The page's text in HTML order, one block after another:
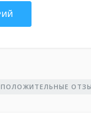
ПОЛОЖИТЕЛЬНЫЕ